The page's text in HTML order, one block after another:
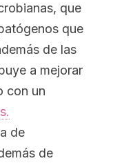
que
que
de las
a mejorar
con un
.
de
de